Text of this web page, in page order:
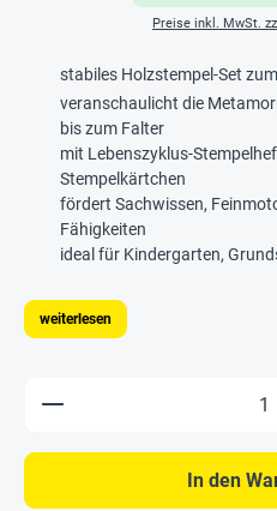
Preise inkl. MwSt.
stabiles Holzstempel-Set
veranschaulicht die
bis zum Falter
mit Lebenszyklus-
Stempelkärtchen
fördert Sachwissen,
Fähigkeiten
ideal für Kindergarten,
weiterlesen
Produkt Anzahl: Gib
In den